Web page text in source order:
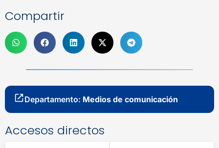
Compartir
Departamento: Medios de comunicación
Accesos directos